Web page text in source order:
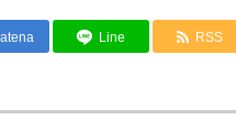
Line RSS